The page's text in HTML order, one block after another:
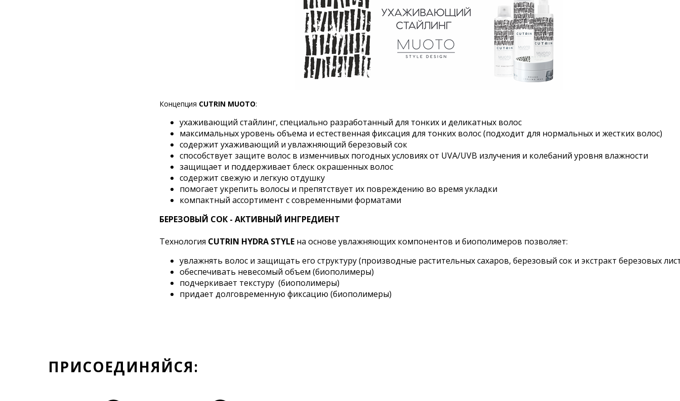
Концепция CUTRIN MUOTO:
ухаживающий стайлинг, специально разработанный для тонких и деликатных волос
максимальных уровень объема и естественная фиксация для тонких волос (подходит для нормальных и жестких волос)
содержит ухаживающий и увлажняющий березовый сок
способствует защите волос в изменчивых погодных условиях от UVA/UVB излучения и колебаний уровня влажности
защищает и поддерживает блеск окрашенных волос
содержит свежую и легкую отдушку
помогает укрепить волосы и препятствует их повреждению во время укладки
компактный ассортимент с современными форматами
БЕРЕЗОВЫЙ СОК - АКТИВНЫЙ ИНГРЕДИЕНТ
Технология CUTRIN HYDRA STYLE на основе увлажняющих компонентов и биополимеров позволяет:
увлажнять волос и защищать его структуру (производные растительных сахаров, березовый сок и экстракт березовых
обеспечивать невесомый объем (биополимеры)
подчеркивает текстуру (биополимеры)
придает долговременную фиксацию (биополимеры)
ПРИСОЕДИНЯЙСЯ: